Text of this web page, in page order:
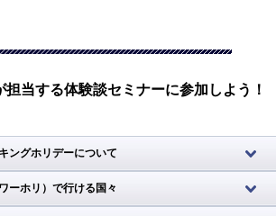
当する体験談セミナーに参加しよう！
ングホリデーについて
ーホリ）で行ける国々